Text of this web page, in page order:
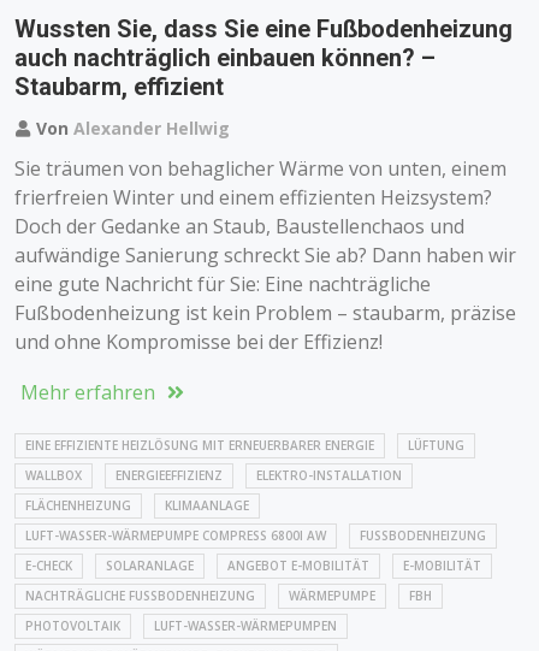
Wussten Sie, dass Sie eine Fußbodenheizung
auch nachträglich einbauen können? –
Staubarm, effizient
Von Alexander Hellwig
Sie träumen von behaglicher Wärme von unten, einem
frierfreien Winter und einem effizienten Heizsystem?
Doch der Gedanke an Staub, Baustellenchaos und
aufwändige Sanierung schreckt Sie ab? Dann haben wir
eine gute Nachricht für Sie: Eine nachträgliche
Fußbodenheizung ist kein Problem – staubarm, präzise
und ohne Kompromisse bei der Effizienz!
Mehr erfahren
EINE EFFIZIENTE HEIZLÖSUNG MIT ERNEUERBARER ENERGIE
LÜFTUNG
WALLBOX
ENERGIEEFFIZIENZ
ELEKTRO-INSTALLATION
FLÄCHENHEIZUNG
KLIMAANLAGE
LUFT-WASSER-WÄRMEPUMPE COMPRESS 6800I AW
FUSSBODENHEIZUNG
E-CHECK
SOLARANLAGE ANGEBOT E-MOBILITÄT
E-MOBILITÄT
NACHTRÄGLICHE FUSSBODENHEIZUNG
WÄRMEPUMPE
FBH
PHOTOVOLTAIK
LUFT-WASSER-WÄRMEPUMPEN